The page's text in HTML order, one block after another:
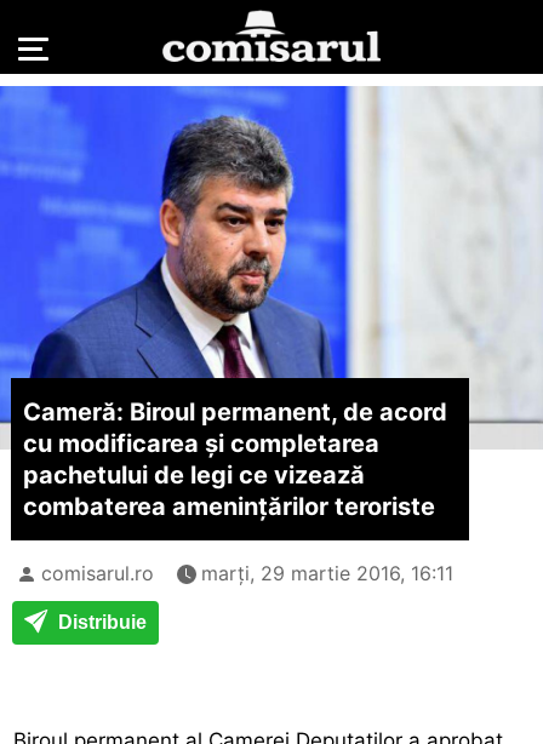
Cameră: Biroul permanent, de acord
cu modificarea și completarea
pachetului de legi ce vizează
combaterea amenințărilor teroriste
comisarul.ro marți, 29 martie 2016, 16:11
Distribuie